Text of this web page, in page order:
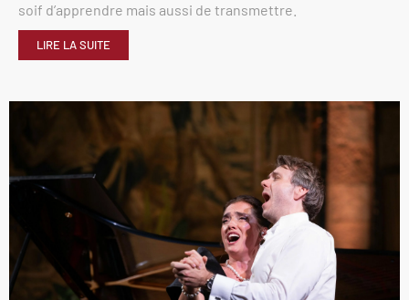
soif d’apprendre mais aussi de transmettre.
LIRE LA SUITE